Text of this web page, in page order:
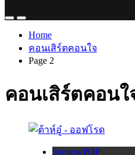
Home
คอนเสิร์ตคอนใจ
Page 2
คอนเสิร์ตคอนใ
livenowPOP